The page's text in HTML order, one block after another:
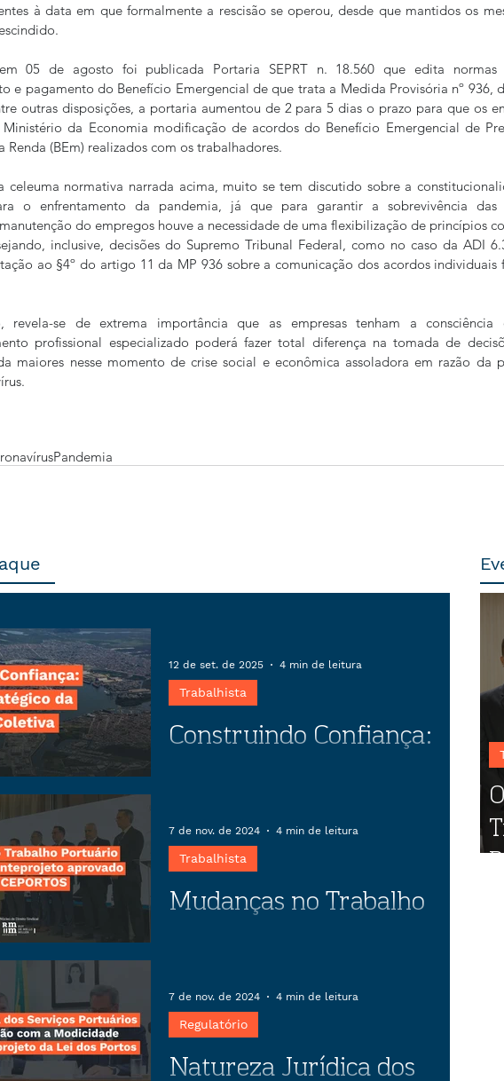
à data em que formalmente a rescisão se operou, desde que mantidos os
05 de agosto foi publicada Portaria SEPRT n. 18.560 que edita normas
e pagamento do Benefício Emergencial de que trata a Medida Provisória nº 936,
outras disposições, a portaria aumentou de 2 para 5 dias o prazo para que os
da Economia modificação de acordos do Benefício Emergencial de
Renda (BEm) realizados com os trabalhadores.
celeuma normativa narrada acima, muito se tem discutido sobre a
o enfrentamento da pandemia, já que para garantir a sobrevivência das
do empregos houve a necessidade de uma flexibilização de princípios
inclusive, decisões do Supremo Tribunal Federal, como no caso da ADI
ao §4º do artigo 11 da MP 936 sobre a comunicação dos acordos individuais
revela-se de extrema importância que as empresas tenham a
profissional especializado poderá fazer total diferença na tomada de
maiores nesse momento de crise social e econômica assoladora em razão da
Pandemia
Construindo Confiança:
em negociações coletivas pode
transformar conflitos em
oportunidades, garantindo estabilidade
empresarial e benefícios para
trabalhadores.
Trabalhista
12 de set. de 2025 4 min de leitura
Mudanças no Trabalho
pela CEPORTOS
Portuário previstas no anteprojeto
aprovado pela CEPORTOS
Trabalhista
7 de nov. de 2024 4 min de leitura
Natureza Jurídica dos
Regulatório
7 de nov. de 2024 4 min de leitura